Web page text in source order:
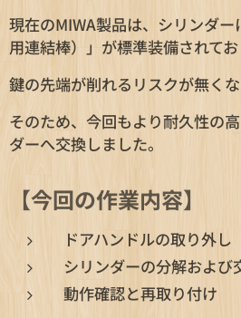
現在のMIWA製品は、シリンダ
用連結棒）」が標準装備されてお
鍵の先端が削れるリスクが無くな
そのため、今回もより耐久性の
ダーへ交換しました。
【今回の作業内容】
ドアハンドルの取り外し
シリンダーの分解および
動作確認と再取り付け